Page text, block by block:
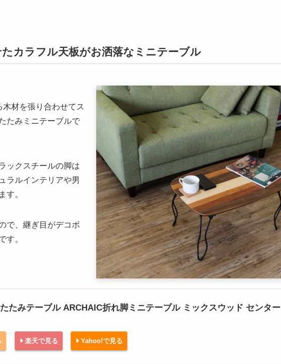
カラフル天板がお洒落なミニテーブル
木材を張り合わせてス
たみミニテーブルで
ックスチールの脚は
ラルインテリアや男
す。
で、継ぎ目がデコボ
す。
たみテーブル ARCHAIC折れ脚ミニテーブル ミックスウッド センター
楽天で見る Yahoo!で見る